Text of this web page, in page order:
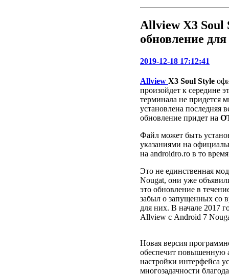
Allview X3 Soul
обновление
2019-12-18 17:12:41
Allview X3 Soul Style
произойдет к середине
терминала не придется
установлена ​​последняя
обновление придет на
Файл может быть
указаниями на
на androidro.ro в то
Это не единственная
Nougat, они уже
это обновление в
забыл о запущенных со
для них. В начале 2017
Allview с Android 7
Новая версия
обеспечит повышенную
настройки интерфейса
многозадачности